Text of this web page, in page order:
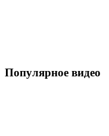
Популярное видео